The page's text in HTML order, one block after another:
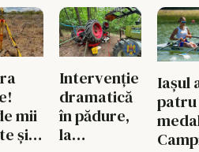
mii
și
Intervenție
dramatică
în pădure,
la
Iaşul
patru